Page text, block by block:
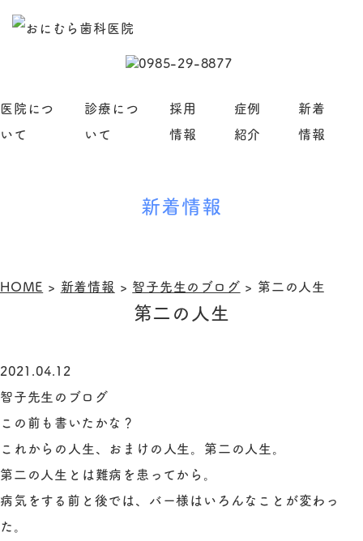
医院につ
いて
診療につ
いて
採用
情報
症例
紹介
新着
情報
新着情報
HOME > 新着情報 > 智子先生のブログ > 第二の人生
第二の人生
2021.04.12
智子先生のブログ
この前も書いたかな？
これからの人生、おまけの人生。第二の人生。
第二の人生とは難病を患ってから。
病気をする前と後では、バー様はいろんなことが変わっ
た。